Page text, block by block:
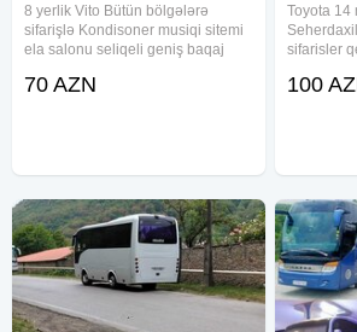
8 yerlik Vito Bütün bölgələrə
sifarişlə Kondisoner musiqi sitemi
ela salonu seliqeli geniş baqaj
70 AZN
Toyota 14
sifarisler
Qiymet
100